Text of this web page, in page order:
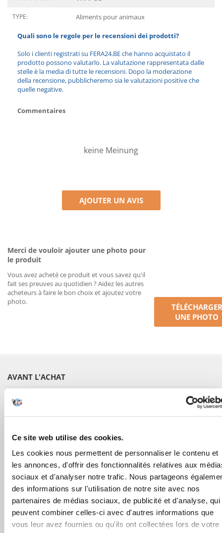
Ce site web utilise des cookies.
Les cookies nous permettent de personnaliser le contenu et
les annonces, d'offrir des fonctionnalités relatives aux
sociaux et d'analyser notre trafic. Nous partageons
des informations sur l'utilisation de notre site avec nos
partenaires de médias sociaux, de publicité et d'analyse, qui
peuvent combiner celles-ci avec d'autres informations que
vous leur avez fournies ou qu'ils ont collectées lors de votre
TYPE: Aliments pour animaux
Quali sono le regole per le recensioni dei prodotti?
Solo i clienti registrati su FERA24.BE che hanno acquistato il
prodotto possono valutarlo. La valutazione rappresentata dalle
stelle è la media di tutte le recensioni. Dopo la moderazione
della recensione, pubblicheremo sia le valutazioni positive che
quelle negative.
Commentaires
keine Meinung
AJOUTER UN AVIS
Merci de vouloir ajouter une photo pour
le produit
Vous avez acheté ce produit et vous savez qu'il
fait ses preuves au quotidien ? Aidez les autres
acheteurs à faire le bon choix et ajoutez votre
photo.
TÉLÉCHARGER
UNE PHOTO
AVANT L'ACHAT
COMMANDES
APPRENEZ À NOUS CONNAÎTRE